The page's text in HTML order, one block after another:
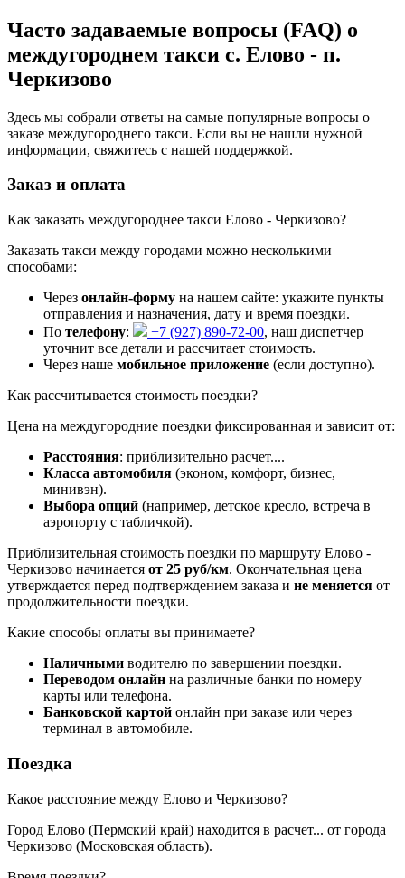
Часто задаваемые вопросы (FAQ) о
междугороднем такси с. Елово - п.
Черкизово
Здесь мы собрали ответы на самые популярные вопросы о
заказе междугороднего такси. Если вы не нашли нужной
информации, свяжитесь с нашей поддержкой.
Заказ и оплата
Как заказать междугороднее такси Елово - Черкизово?
Заказать такси между городами можно несколькими
способами:
Через онлайн-форму на нашем сайте: укажите пункты
отправления и назначения, дату и время поездки.
По телефону: +7 (927) 890-72-00, наш диспетчер
уточнит все детали и рассчитает стоимость.
Через наше мобильное приложение (если доступно).
Как рассчитывается стоимость поездки?
Цена на междугородние поездки фиксированная и зависит от:
Расстояния: приблизительно расчет....
Класса автомобиля (эконом, комфорт, бизнес,
минивэн).
Выбора опций (например, детское кресло, встреча в
аэропорту с табличкой).
Приблизительная стоимость поездки по маршруту Елово -
Черкизово начинается от 25 руб/км. Окончательная цена
утверждается перед подтверждением заказа и не меняется от
продолжительности поездки.
Какие способы оплаты вы принимаете?
Наличными водителю по завершении поездки.
Переводом онлайн на различные банки по номеру
карты или телефона.
Банковской картой онлайн при заказе или через
терминал в автомобиле.
Поездка
Какое расстояние между Елово и Черкизово?
Город Елово (Пермский край) находится в расчет... от города
Черкизово (Московская область).